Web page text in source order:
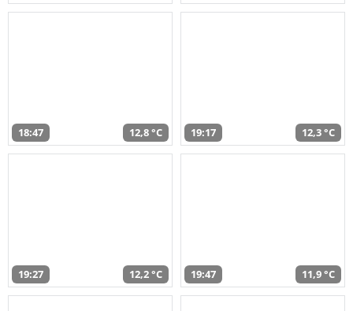
18:47 12,8 °C 19:17 12,3 °C
19:27 12,2 °C 19:47 11,9 °C